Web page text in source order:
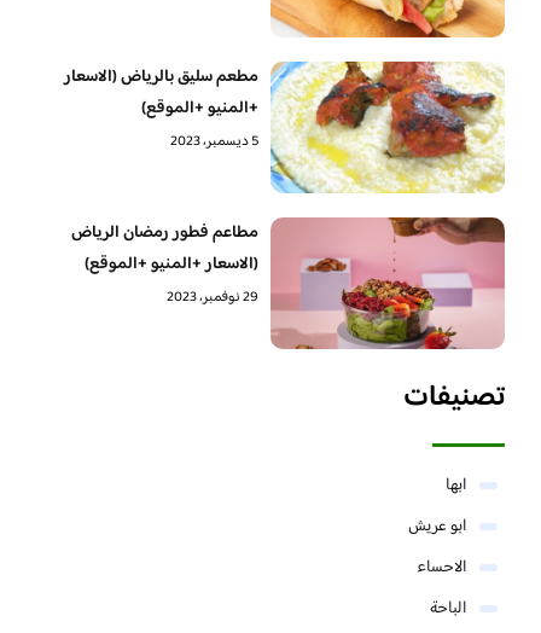
مطعم سليق بالرياض (الاسعار
+المنيو +الموقع)
5 ديسمبر، 2023
مطاعم فطور رمضان الرياض
(الاسعار +المنيو +الموقع)
29 نوفمبر، 2023
تصنيفات
ابها
ابو عريش
الاحساء
الباحة